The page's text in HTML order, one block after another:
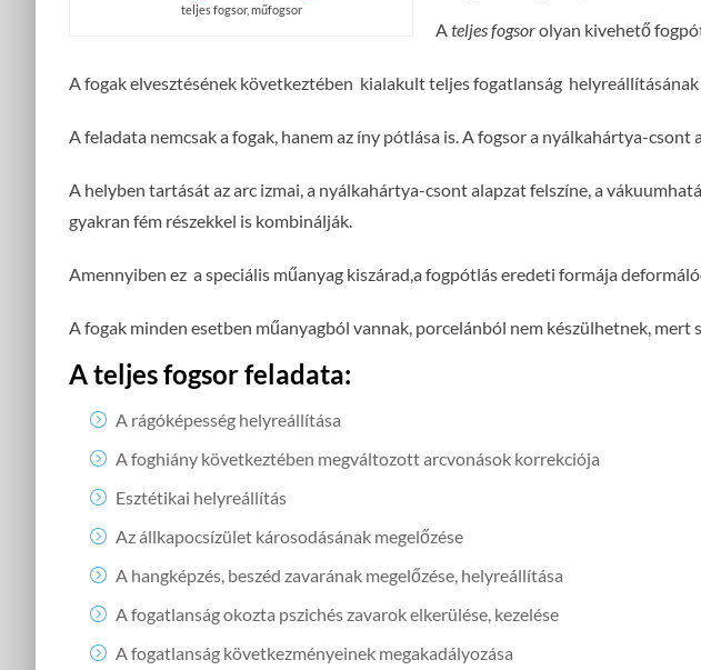
teljes fogsor, műfogsor
A teljesfogsorolyan kivehető
A fogak elvesztésének következtében kialakult teljes fogatlanság
A feladata nemcsak a fogak, hanem az íny pótlása is. A fogsor a nyálkahártya-csont
A helyben tartását az arc izmai, a nyálkahártya-csont alapzat felszíne, a
gyakran fém részekkel is kombinálják.
Amennyiben ez a speciális műanyag kiszárad,a fogpótlás eredeti formája
A fogak minden esetben műanyagból vannak, porcelánból nem készülhetnek,
A teljes fogsor feladata:
A rágóképesség helyreállítása
A foghiány következtében megváltozott arcvonások korrekciója
Esztétikai helyreállítás
Az állkapocsízület károsodásának megelőzése
A hangképzés, beszéd zavarának megelőzése, helyreállítása
A fogatlanság okozta pszichés zavarok elkerülése, kezelése
A fogatlanság következményeinek megakadályozása